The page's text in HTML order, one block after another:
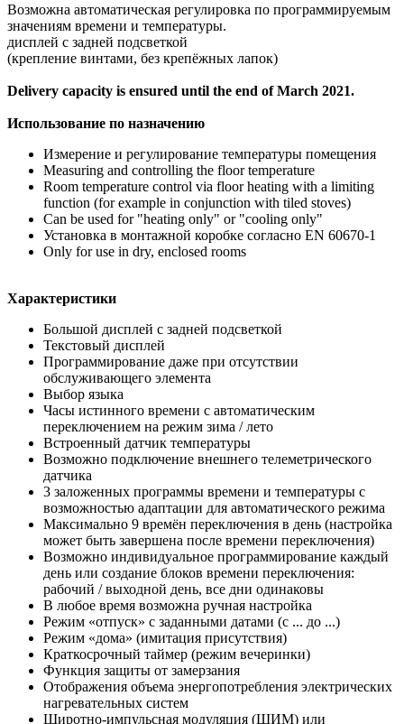
Возможна автоматическая регулировка по программируемым
значениям времени и температуры.
дисплей с задней подсветкой
(крепление винтами, без крепёжных лапок)
Delivery capacity is ensured until the end of March 2021.
Использование по назначению
Измерение и регулирование температуры помещения
Measuring and controlling the floor temperature
Room temperature control via floor heating with a limiting
function (for example in conjunction with tiled stoves)
Can be used for "heating only" or "cooling only"
Установка в монтажной коробке согласно EN 60670-1
Only for use in dry, enclosed rooms
Характеристики
Большой дисплей с задней подсветкой
Текстовый дисплей
Программирование даже при отсутствии
обслуживающего элемента
Выбор языка
Часы истинного времени с автоматическим
переключением на режим зима / лето
Встроенный датчик температуры
Возможно подключение внешнего телеметрического
датчика
3 заложенных программы времени и температуры с
возможностью адаптации для автоматического режима
Максимально 9 времён переключения в день (настройка
может быть завершена после времени переключения)
Возможно индивидуальное программирование каждый
день или создание блоков времени переключения:
рабочий / выходной день, все дни одинаковы
В любое время возможна ручная настройка
Режим «отпуск» с заданными датами (с ... до ...)
Режим «дома» (имитация присутствия)
Краткосрочный таймер (режим вечеринки)
Функция защиты от замерзания
Отображения объема энергопотребления электрических
нагревательных систем
Широтно-импульсная модуляция (ШИМ) или